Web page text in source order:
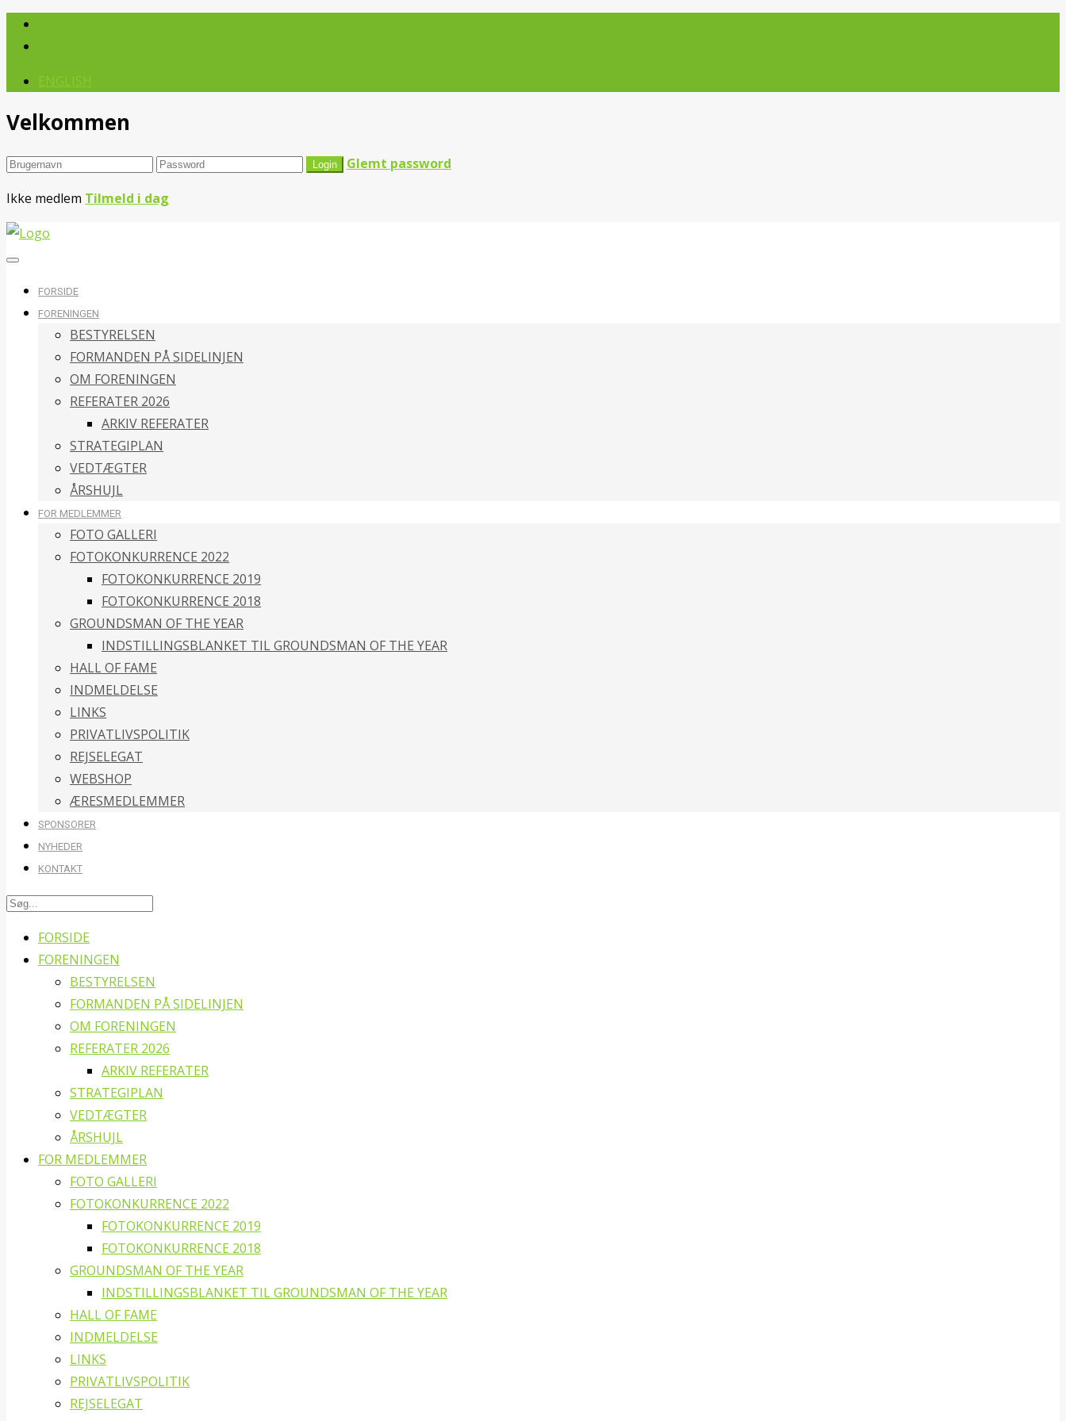
Velkommen
Glemt password
Ikke medlem Tilmeld i dag
FORSIDE
FORENINGEN
BESTYRELSEN
FORMANDEN PÅ SIDELINJEN
OM FORENINGEN
REFERATER 2026
ARKIV REFERATER
STRATEGIPLAN
VEDTÆGTER
ÅRSHUJL
FOR MEDLEMMER
FOTO GALLERI
FOTOKONKURRENCE 2022
FOTOKONKURRENCE 2019
FOTOKONKURRENCE 2018
GROUNDSMAN OF THE YEAR
INDSTILLINGSBLANKET TIL GROUNDSMAN OF THE YEAR
HALL OF FAME
INDMELDELSE
LINKS
PRIVATLIVSPOLITIK
REJSELEGAT
WEBSHOP
ÆRESMEDLEMMER
SPONSORER
NYHEDER
KONTAKT
FORSIDE
FORENINGEN
BESTYRELSEN
FORMANDEN PÅ SIDELINJEN
OM FORENINGEN
REFERATER 2026
ARKIV REFERATER
STRATEGIPLAN
VEDTÆGTER
ÅRSHUJL
FOR MEDLEMMER
FOTO GALLERI
FOTOKONKURRENCE 2022
FOTOKONKURRENCE 2019
FOTOKONKURRENCE 2018
GROUNDSMAN OF THE YEAR
INDSTILLINGSBLANKET TIL GROUNDSMAN OF THE YEAR
HALL OF FAME
INDMELDELSE
LINKS
PRIVATLIVSPOLITIK
REJSELEGAT